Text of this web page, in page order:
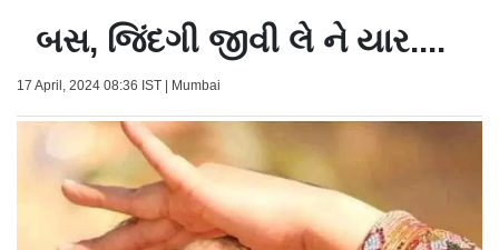
બસ, જિંદગી જીવી લે ને યાર....
17 April, 2024 08:36 IST | Mumbai